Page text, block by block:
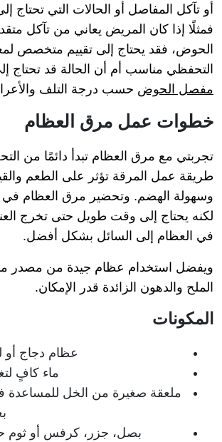
أو تآكل المفاصل أو الحالات التي تحتاج
فمثلًا إذا كان المريض يعاني من تآكل
الحوض، فقد يحتاج إلى تقييم متخصص
التحفظي مناسب أم أن الحالة قد تحتاج
مفصل الحوض حسب درجة التلف
خطوات عمل مرق العظام
تجربتي مع مرق العظام تبدأ دائمًا من
طريقة عمل المرقة تؤثر على الطعم
وسهولة الهضم. وتحضير مرق العظام في
لكنه يحتاج إلى وقت طويل حتى تخرج
في العظام إلى السائل بشكل أفضل.
ويفضل استخدام عظام جيدة من مصدر
الملح والدهون الزائدة قدر الإمكان.
المكونات
عظام دجاج
ماء كافٍ
ملعقة صغيرة من الخل
بصل، جزر، كرفس أو ثوم